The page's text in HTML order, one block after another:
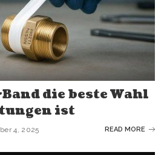
die beste Wahl
ist
4, 2025 READ MORE